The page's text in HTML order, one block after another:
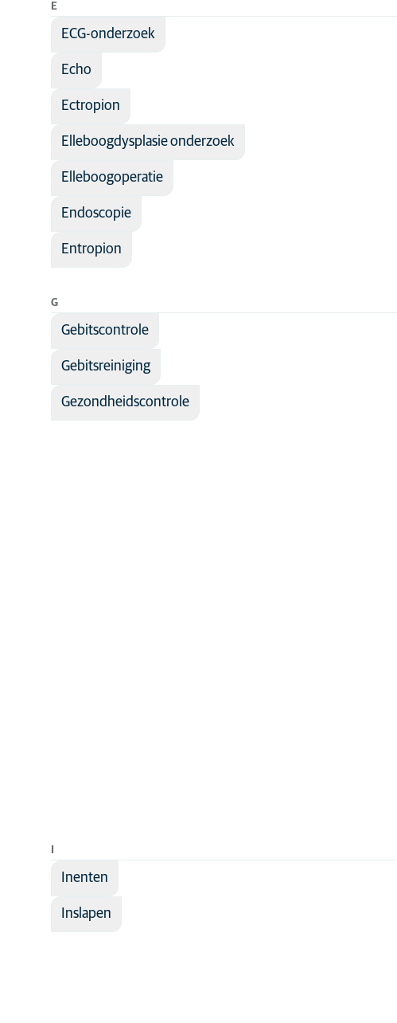
E
ECG-onderzoek
Echo
Ectropion
Elleboogdysplasie onderzoek
Elleboogoperatie
Endoscopie
Entropion
G
Gebitscontrole
Gebitsreiniging
Gezondheidscontrole
Inenten
Inslapen